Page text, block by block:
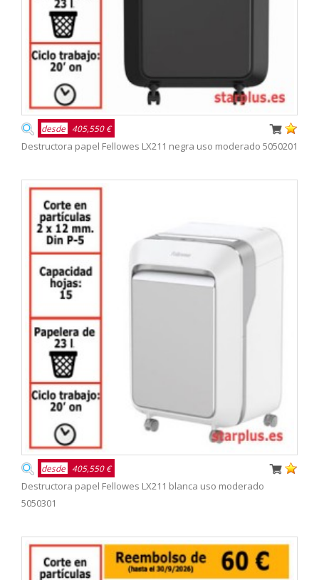
desde 405,550 €
Destructora papel Fellowes LX211 negra uso moderado 5050201
desde 405,550 €
Destructora papel Fellowes LX211 blanca uso moderado
5050301